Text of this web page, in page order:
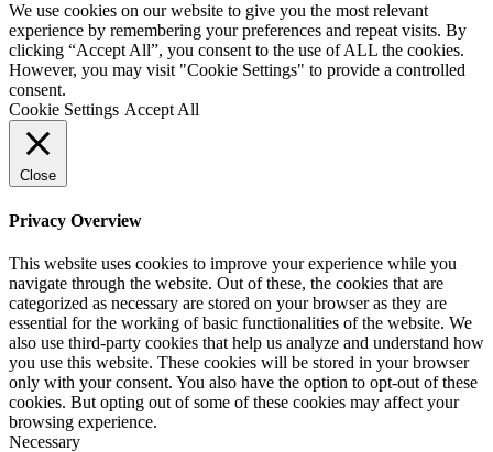
We use cookies on our website to give you the most relevant
experience by remembering your preferences and repeat visits. By
clicking “Accept All”, you consent to the use of ALL the cookies.
However, you may visit "Cookie Settings" to provide a controlled
consent.
Cookie Settings Accept All
Close
Privacy Overview
This website uses cookies to improve your experience while you
navigate through the website. Out of these, the cookies that are
categorized as necessary are stored on your browser as they are
essential for the working of basic functionalities of the website. We
also use third-party cookies that help us analyze and understand how
you use this website. These cookies will be stored in your browser
only with your consent. You also have the option to opt-out of these
cookies. But opting out of some of these cookies may affect your
browsing experience.
Necessary